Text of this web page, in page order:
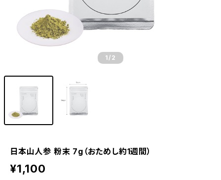
1 /2
日本山人参 粉末 7g（おためし約1週間）
¥1,100